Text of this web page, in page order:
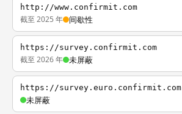
http://www.confirmit.com
截至 2025 年 间歇性
https://survey.confirmit.com
截至 2026 年 未屏蔽
https://survey.euro.confirmit.com
未屏蔽